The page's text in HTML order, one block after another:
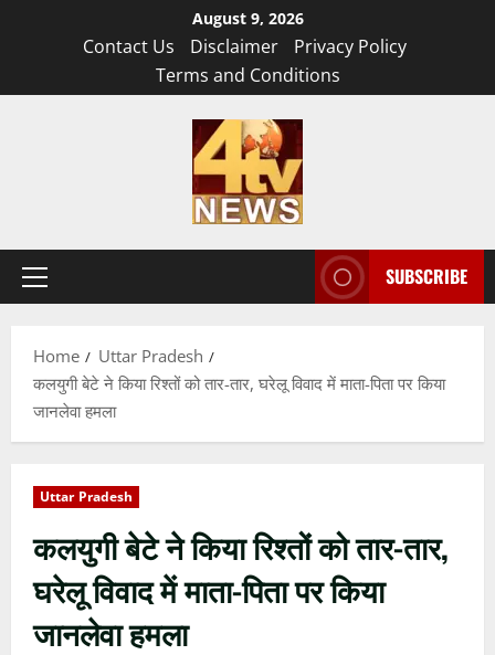
August 9, 2026
Contact Us Disclaimer
Privacy Policy
Terms and Conditions
Primary
SUBSCRIBE
Home
Uttar Pradesh
कलयुगी बेटे ने किया रिश्तों को तार-तार, घरेलू विवाद में माता-पिता पर किया
जानलेवा हमला
Uttar Pradesh
कलयुगी बेटे ने किया रिश्तों को तार-तार,
घरेलू विवाद में माता-पिता पर किया
जानलेवा हमला